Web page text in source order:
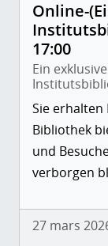
Online-
17:00
Ein
Sie erhalten
Bibliothek
und
verborgen
27 mars